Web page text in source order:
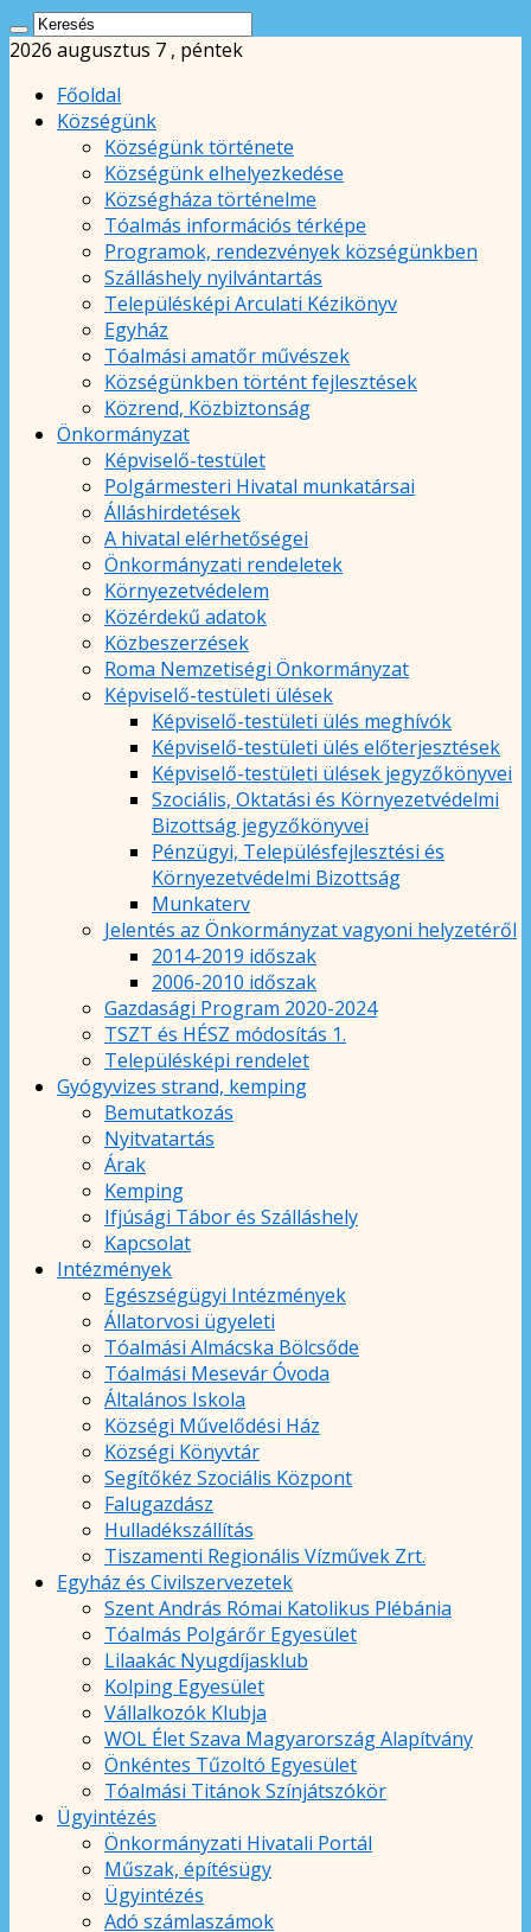
2026 augusztus 7 , péntek
Főoldal
Községünk
Községünk története
Községünk elhelyezkedése
Községháza történelme
Tóalmás információs térképe
Programok, rendezvények községünkben
Szálláshely nyilvántartás
Településképi Arculati Kézikönyv
Egyház
Tóalmási amatőr művészek
Községünkben történt fejlesztések
Közrend, Közbiztonság
Önkormányzat
Képviselő-testület
Polgármesteri Hivatal munkatársai
Álláshirdetések
A hivatal elérhetőségei
Önkormányzati rendeletek
Környezetvédelem
Közérdekű adatok
Közbeszerzések
Roma Nemzetiségi Önkormányzat
Képviselő-testületi ülések
Képviselő-testületi ülés meghívók
Képviselő-testületi ülés előterjesztések
Képviselő-testületi ülések jegyzőkönyvei
Szociális, Oktatási és Környezetvédelmi
Bizottság jegyzőkönyvei
Pénzügyi, Településfejlesztési és
Környezetvédelmi Bizottság
Munkaterv
Jelentés az Önkormányzat vagyoni helyzetéről
2014-2019 időszak
2006-2010 időszak
Gazdasági Program 2020-2024
TSZT és HÉSZ módosítás 1.
Településképi rendelet
Gyógyvizes strand, kemping
Bemutatkozás
Nyitvatartás
Árak
Kemping
Ifjúsági Tábor és Szálláshely
Kapcsolat
Intézmények
Egészségügyi Intézmények
Állatorvosi ügyeleti
Tóalmási Almácska Bölcsőde
Tóalmási Mesevár Óvoda
Általános Iskola
Községi Művelődési Ház
Községi Könyvtár
Segítőkéz Szociális Központ
Falugazdász
Hulladékszállítás
Tiszamenti Regionális Vízművek Zrt.
Egyház és Civilszervezetek
Szent András Római Katolikus Plébánia
Tóalmás Polgárőr Egyesület
Lilaakác Nyugdíjasklub
Kolping Egyesület
Vállalkozók Klubja
WOL Élet Szava Magyarország Alapítvány
Önkéntes Tűzoltó Egyesület
Tóalmási Titánok Színjátszókör
Ügyintézés
Önkormányzati Hivatali Portál
Műszak, építésügy
Ügyintézés
Adó számlaszámok